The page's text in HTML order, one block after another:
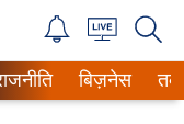
बिज़नेस